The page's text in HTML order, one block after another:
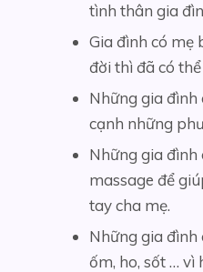
tình thân gia
Gia đình có mẹ
đời thì đã có
Những gia đình
cạnh những
Những gia đình
massage để
tay cha mẹ.
Những gia đình
ốm, ho, sốt … vì